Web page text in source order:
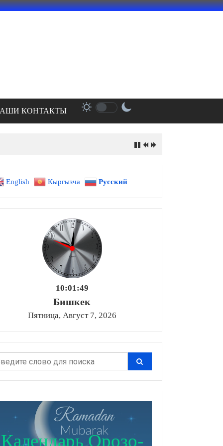
КОНТАКТЫ
English Кыргызча Русский
10:01:51
Бишкек
Пятница, Август 7, 2026
Календарь Орозо-